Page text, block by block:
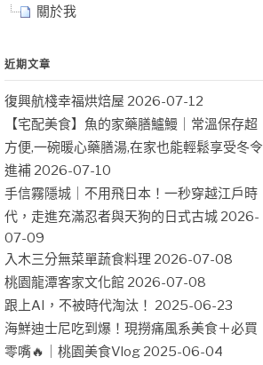
關於我
近期文章
復興航棧幸福烘焙屋 2026-07-12
【宅配美食】魚的家藥膳鱸鰻｜常溫保存超
方便,一碗暖心藥膳湯,在家也能輕鬆享受冬令
進補 2026-07-10
手信霧隱城｜不用飛日本！一秒穿越江戶時
代，走進充滿忍者與天狗的日式古城 2026-
07-09
入木三分無菜單蔬食料理 2026-07-08
桃園龍潭客家文化館 2026-07-08
跟上AI，不被時代淘汰！ 2025-06-23
海鮮迪士尼吃到爆！現撈痛風系美食＋必買
零嘴🔥｜桃園美食Vlog 2025-06-04